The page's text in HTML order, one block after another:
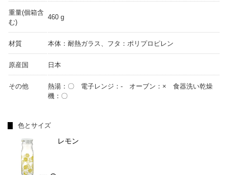
重量(個箱含
む)
460 g
材質 本体：耐熱ガラス、フタ：ポリプロピレン
原産国 日本
その他
熱湯：〇 電子レンジ：- オーブン：× 食器洗い乾燥
機：〇
色とサイズ
レモン